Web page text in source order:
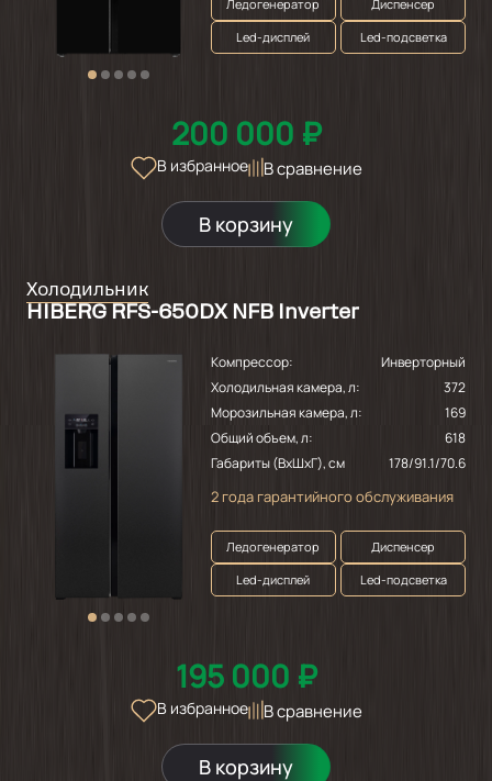
Ледогенератор
Диспенсер
Led-дисплей
Led-подсветка
200 000 ₽
В избранное В сравнение
В корзину
Холодильник
HIBERG RFS-650DX NFB Inverter
Компрессор:
Инверторный
Холодильная камера, л:
372
Морозильная камера, л:
169
Общий объем, л:
618
Габариты (ВхШхГ), см
178/91.1/70.6
2 года гарантийного обслуживания
Ледогенератор
Диспенсер
Led-дисплей
Led-подсветка
195 000 ₽
В избранное В сравнение
В корзину